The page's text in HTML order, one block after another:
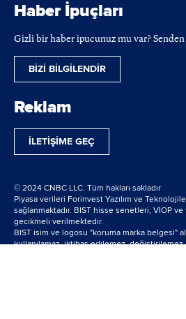
Haber İpuçları
Gizli bir haber ipucunuz mu var?
BİZİ BİLGİLENDİR
Reklam
İLETİŞİME GEÇ
© 2024 CNBC LLC. Tüm hakları sakladır
Piyasa verileri Forinvest Yazılım ve
sağlanmaktadır. BIST hisse senetleri, VİOP
gecikmeli verilmektedir.
BIST isim ve logosu "koruma marka belgesi"
kullanılamaz, iktibas edilemez, değiştirilemez.